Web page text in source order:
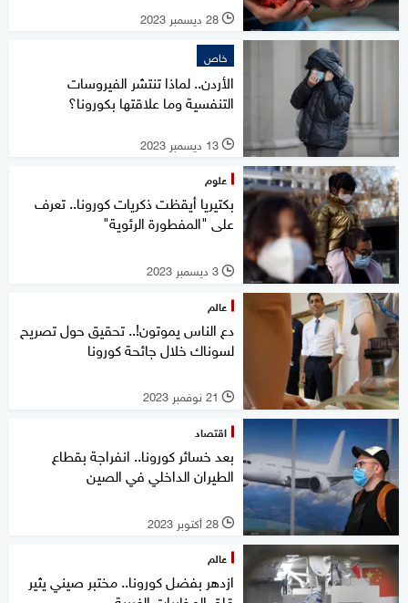
l 28 ديسمبر 2023
خاص
الأردن.. لماذا تنتشر الفيروسات
التنفسية وما علاقتها بكورونا؟
l 13 ديسمبر 2023
علوم
بكتيريا أيقظت ذكريات كورونا.. تعرف
على "المفطورة الرئوية"
l 3 ديسمبر 2023
عالم
دع الناس يموتون!.. تحقيق حول تصريح
لسوناك خلال جائحة كورونا
l 21 نوفمبر 2023
اقتصاد
بعد خسائر كورونا.. انفراجة بقطاع
الطيران الداخلي في الصين
l 28 أكتوبر 2023
عالم
ازدهر بفضل كورونا.. مختبر صيني يثير